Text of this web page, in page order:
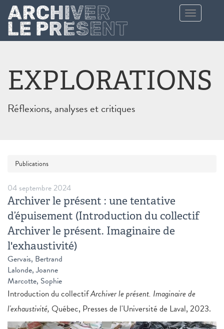
Aller au contenu principal
Toggle
navigation
EXPLORATIONS
Réflexions, analyses et critiques
Publications
04 septembre 2024
Archiver le présent : une tentative
d’épuisement (Introduction du collectif
Archiver le présent. Imaginaire de
l'exhaustivité)
Gervais, Bertrand
Lalonde, Joanne
Marcotte, Sophie
Introduction du collectifArchiver le présent. Imaginaire de
l'exhaustivité, Québec, Presses de l'Université de Laval, 2023.